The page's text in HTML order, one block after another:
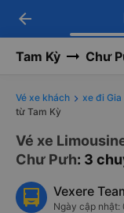
-
arrow_back
Tam Kỳ Chư
Vé xe khách xe đi Gia
từ Tam Kỳ
Vé xe
Chư Pưh: 3
Vexere
Ngày cập